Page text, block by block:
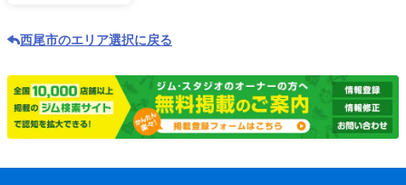
西尾市のエリア選択に戻る